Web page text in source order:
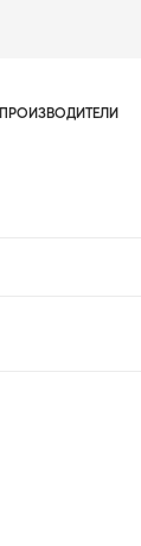
ПРОИЗВОДИТЕЛИ